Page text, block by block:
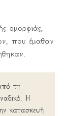
ομορφιάς,
που έμαθαν
τη
Η
κατασκευή